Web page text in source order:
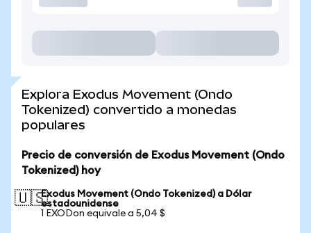
Explora Exodus Movement (Ondo
Tokenized) convertido a monedas
populares
Precio de conversión de Exodus Movement (Ondo
Tokenized) hoy
🇺🇸Exodus Movement (Ondo Tokenized) a Dólar
estadounidense
1 EXODon equivale a 5,04 $